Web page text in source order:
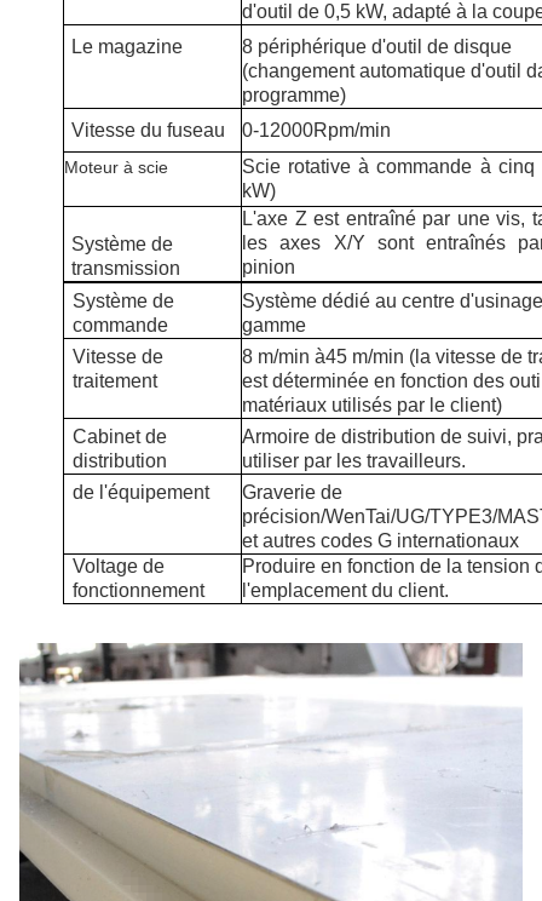
d'outil de 0,5 kW, adapté à la
Le magazine
8 périphérique d'outil de disque
(changement automatique d'outil
programme)
Vitesse du fuseau
0-12000Rpm/min
Moteur à scie
Scie rotative à commande à cinq
kW)
Système de
transmission
L'axe Z est entraîné par une vis,
les axes X/Y sont entraînés
pinion
Système de
commande
Système dédié au centre
gamme
Vitesse de
traitement
8 m/min à45 m/min (la vitesse de
est déterminée en fonction des
matériaux utilisés par le client)
Cabinet de
distribution
Armoire de distribution de suivi,
utiliser par les travailleurs.
de l'équipement
Graverie de
précision/WenTai/UG/TYPE3/
et autres codes G internationaux
Voltage de
fonctionnement
Produire en fonction de la tension
l'emplacement du client.